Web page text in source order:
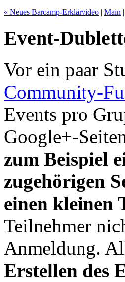
« Neues Barcamp-Erklärvideo | Main |
Event-
Vor ein paar
Community-
Events pro
Google+-
zum Beispiel
zugehörigen
einen kleinen
Teilnehmer
Anmeldung.
Erstellen des